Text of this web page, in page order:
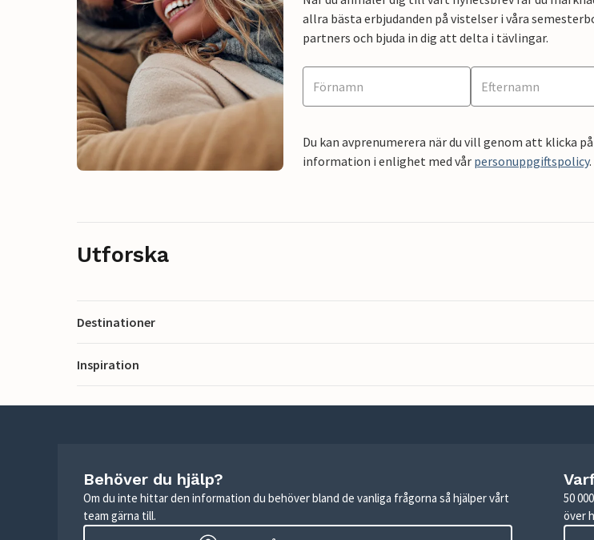
allra bästa erbjudanden på vistelser i våra
partners och bjuda in dig att delta i tävlingar.
Du kan avprenumerera när du vill genom att klicka
information i enlighet med vår personuppgiftspolicy.
Utforska
Destinationer
Inspiration
Behöver du hjälp?
Om du inte hittar den information du behöver bland de vanliga frågorna så hjälper vårt
team gärna till.
50
över